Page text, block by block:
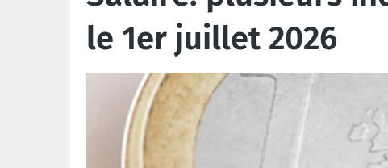
le 1er juillet 2026